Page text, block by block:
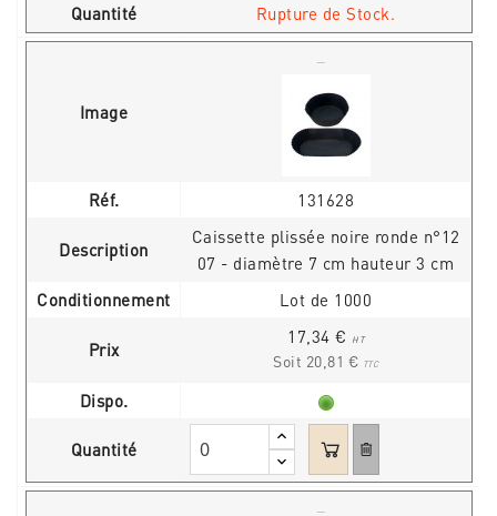
Quantité
Rupture de Stock.
Image
Réf. 131628
Description
Caissette plissée noire ronde n°12
07 - diamètre 7 cm hauteur 3 cm
Conditionnement
Lot de 1000
Prix
17,34 € HT
Soit 20,81 € TTC
Dispo.
Quantité